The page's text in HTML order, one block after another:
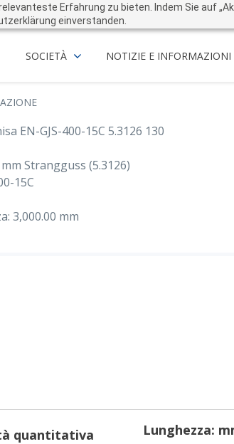
Erfahrung zu bieten. Indem Sie auf
einverstanden.
SOCIETÀ NOTIZIE E INFORMAZIONI
EN-GJS-400-15C 5.3126 130
Strangguss (5.3126)
15C
3,000.00 mm
quantitativa Lunghezza: